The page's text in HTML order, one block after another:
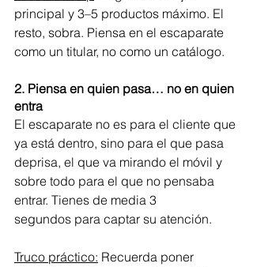
principal y 3–5 productos máximo. El
resto, sobra. Piensa en el escaparate
como un titular, no como un catálogo.
2. Piensa en quien pasa… no en quien
entra
El escaparate no es para el cliente que
ya está dentro, sino para el que pasa
deprisa, el que va mirando el móvil y
sobre todo para el que no pensaba
entrar. Tienes de media 3
segundos para captar su atención.
Truco práctico: Recuerda poner